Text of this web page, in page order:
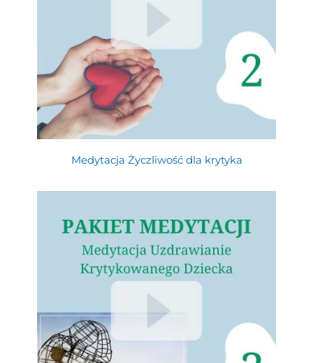
Medytacja Życzliwość dla krytyka